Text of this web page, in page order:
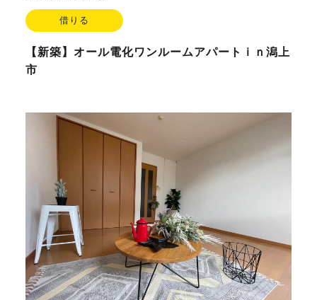
借りる
【新築】オール電化ワンルームアパートｉｎ潟上
市